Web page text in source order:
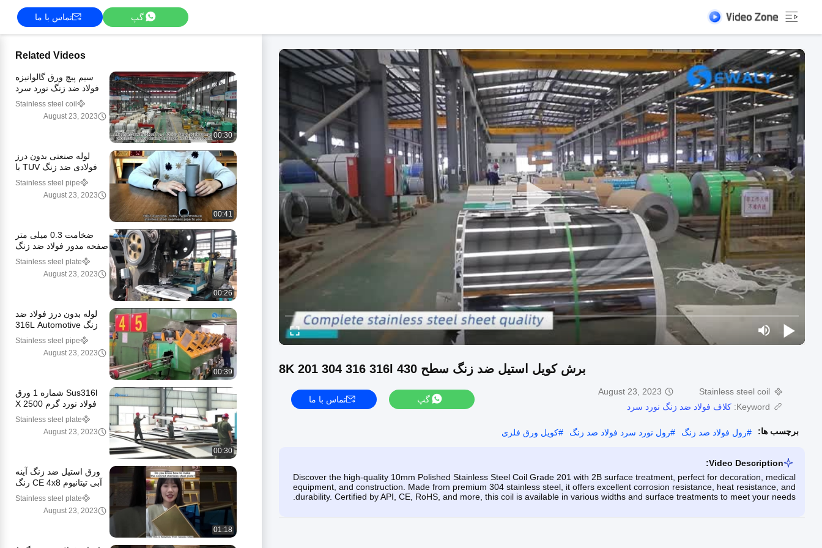
گپ تماس با ما
برش کویل استیل ضد زنگ سطح 8K 201 304 316 316l 430
Stainless steel coil
August 23, 2023
Keyword: کلاف فولاد ضد زنگ نورد سرد
گپ تماس با ما
برچسب ها: #رول فولاد ضد زنگ #رول نورد سرد فولاد ضد زنگ #کویل ورق فلزی
Video Description:
Discover the high-quality 10mm Polished Stainless Steel Coil Grade 201 with 2B surface treatment, perfect for decoration, medical
equipment, and construction. Made from premium 304 stainless steel, it offers excellent corrosion resistance, heat resistance, and
durability. Certified by API, CE, RoHS, and more, this coil is available in various widths and surface treatments to meet your needs.
Related Videos
00:30
سیم پیچ ورق گالوانیزه
فولاد ضد زنگ نورد سرد
لبه آسیاب برای صنعت
Stainless steel coil
August 23, 2023
00:41
لوله صنعتی بدون درز
فولادی ضد زنگ TUV با
درمان سطح آنیل شده
Stainless steel pipe
August 23, 2023
00:26
ضخامت 0.3 میلی متر
صفحه مدور فولاد ضد زنگ
2B دیسک های فلزی 2
اینچی تمام شده
Stainless steel plate
August 23, 2023
00:39
لوله بدون درز فولاد ضد
زنگ 316L Automotive
2mm Sch 80 Ss Pipe
Stainless steel pipe
August 23, 2023
00:30
Sus316l شماره 1 ورق
فولاد نورد گرم 2500 X
3000 برای تجهیزات
Stainless steel plate
August 23, 2023
01:18
ورق استیل ضد زنگ آینه
آبی تیتانیوم CE 4x8 رنگ
خاکستری
Stainless steel plate
August 23, 2023